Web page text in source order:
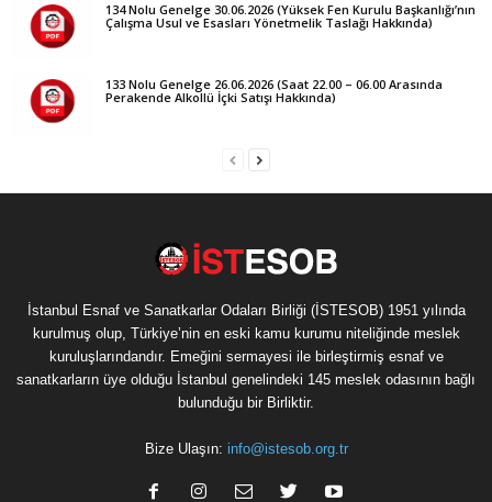
134 Nolu Genelge 30.06.2026 (Yüksek Fen Kurulu Başkanlığı’nın
Çalışma Usul ve Esasları Yönetmelik Taslağı Hakkında)
133 Nolu Genelge 26.06.2026 (Saat 22.00 – 06.00 Arasında
Perakende Alkollü İçki Satışı Hakkında)
İstanbul Esnaf ve Sanatkarlar Odaları Birliği (İSTESOB) 1951 yılında
kurulmuş olup, Türkiye’nin en eski kamu kurumu niteliğinde meslek
kuruluşlarındandır. Emeğini sermayesi ile birleştirmiş esnaf ve
sanatkarların üye olduğu İstanbul genelindeki 145 meslek odasının bağlı
bulunduğu bir Birliktir.
Bize Ulaşın: info@istesob.org.tr